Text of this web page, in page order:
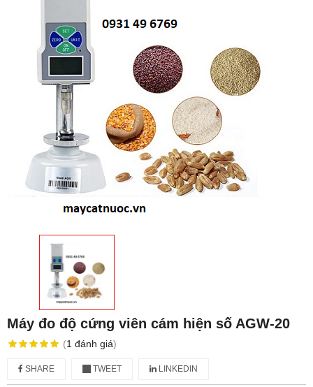
Máy đo độ cứng viên cám hiện số AGW-20
(1 đánh giá)
SHARE TWEET LINKEDIN